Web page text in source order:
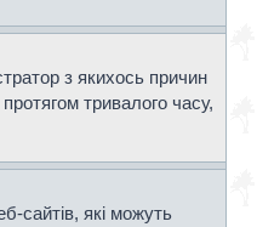
з якихось причин
тривалого часу,
сайтів, які можуть